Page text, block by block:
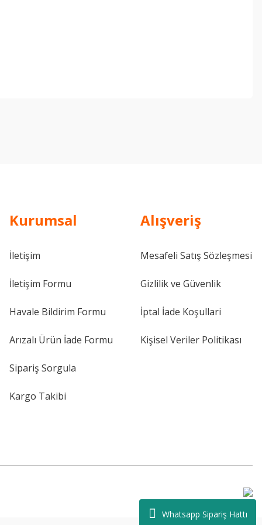
Whatsapp Sipariş Hattı
Kurumsal
İletişim
İletişim Formu
Havale Bildirim Formu
Arızalı Ürün İade Formu
Sipariş Sorgula
Kargo Takibi
Alışveriş
Mesafeli Satış Sözleşmesi
Gizlilik ve Güvenlik
İptal İade Koşullari
Kişisel Veriler Politikası